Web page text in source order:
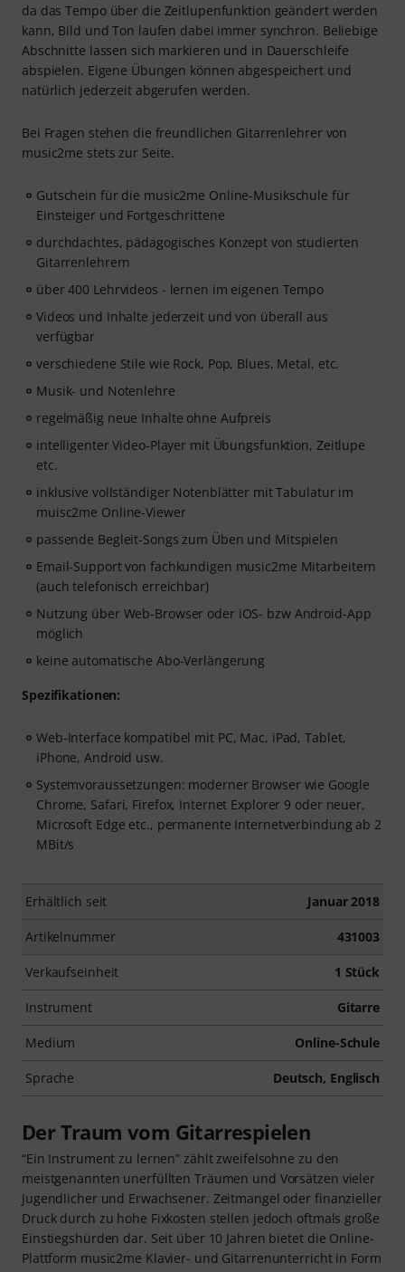
da das Tempo über die Zeitlupenfunktion geändert werden
kann, Bild und Ton laufen dabei immer synchron. Beliebige
Abschnitte lassen sich markieren und in Dauerschleife
abspielen. Eigene Übungen können abgespeichert und
natürlich jederzeit abgerufen werden.
Bei Fragen stehen die freundlichen Gitarrenlehrer von
music2me stets zur Seite.
Gutschein für die music2me Online-Musikschule für
Einsteiger und Fortgeschrittene
durchdachtes, pädagogisches Konzept von studierten
Gitarrenlehrern
über 400 Lehrvideos - lernen im eigenen Tempo
Videos und Inhalte jederzeit und von überall aus
verfügbar
verschiedene Stile wie Rock, Pop, Blues, Metal, etc.
Musik- und Notenlehre
regelmäßig neue Inhalte ohne Aufpreis
intelligenter Video-Player mit Übungsfunktion, Zeitlupe
etc.
inklusive vollständiger Notenblätter mit Tabulatur im
muisc2me Online-Viewer
passende Begleit-Songs zum Üben und Mitspielen
Email-Support von fachkundigen music2me Mitarbeitern
(auch telefonisch erreichbar)
Nutzung über Web-Browser oder iOS- bzw Android-App
möglich
keine automatische Abo-Verlängerung
Spezifikationen:
Web-Interface kompatibel mit PC, Mac, iPad, Tablet,
iPhone, Android usw.
Systemvoraussetzungen: moderner Browser wie Google
Chrome, Safari, Firefox, Internet Explorer 9 oder neuer,
Microsoft Edge etc., permanente Internetverbindung ab 2
MBit/s
Erhältlich seit Januar 2018
Artikelnummer 431003
Verkaufseinheit 1 Stück
Instrument Gitarre
Medium Online-Schule
Sprache Deutsch, Englisch
Der Traum vom Gitarrespielen
“Ein Instrument zu lernen” zählt zweifelsohne zu den
meistgenannten unerfüllten Träumen und Vorsätzen vieler
Jugendlicher und Erwachsener. Zeitmangel oder finanzieller
Druck durch zu hohe Fixkosten stellen jedoch oftmals große
Einstiegshürden dar. Seit über 10 Jahren bietet die Online-
Plattform music2me Klavier- und Gitarrenunterricht in Form